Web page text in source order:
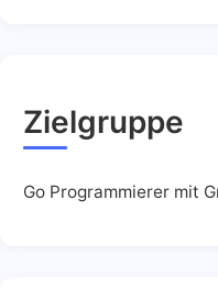
Zielgruppe
Go Programmierer mit